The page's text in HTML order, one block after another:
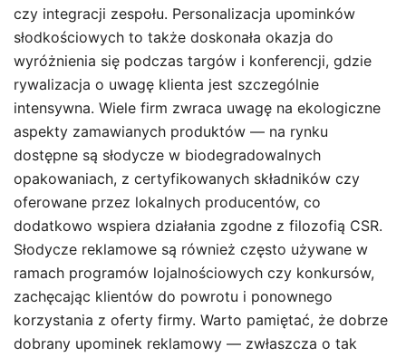
czy integracji zespołu. Personalizacja upominków
słodkościowych to także doskonała okazja do
wyróżnienia się podczas targów i konferencji, gdzie
rywalizacja o uwagę klienta jest szczególnie
intensywna. Wiele firm zwraca uwagę na ekologiczne
aspekty zamawianych produktów — na rynku
dostępne są słodycze w biodegradowalnych
opakowaniach, z certyfikowanych składników czy
oferowane przez lokalnych producentów, co
dodatkowo wspiera działania zgodne z filozofią CSR.
Słodycze reklamowe są również często używane w
ramach programów lojalnościowych czy konkursów,
zachęcając klientów do powrotu i ponownego
korzystania z oferty firmy. Warto pamiętać, że dobrze
dobrany upominek reklamowy — zwłaszcza o tak